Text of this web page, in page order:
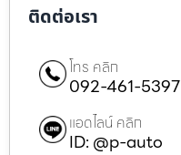
ติดต่อเรา
โทร คลิก
092-461-5397
แอดไลน์ คลิก
ID: @p-auto